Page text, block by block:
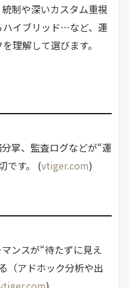
制や深いカスタム重視
ハイブリッド…など、運
理解して選びます。
掌、監査ログなどが“運
です。 (vtiger.com)
ンスが“待たずに見え
（アドホック分析や出